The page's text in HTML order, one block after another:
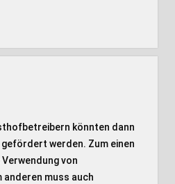
könnten dann
werden. Zum einen
von
muss auch